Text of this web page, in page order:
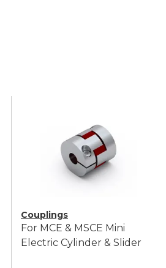
Couplings
For MCE & MSCE Mini
Electric Cylinder & Slider